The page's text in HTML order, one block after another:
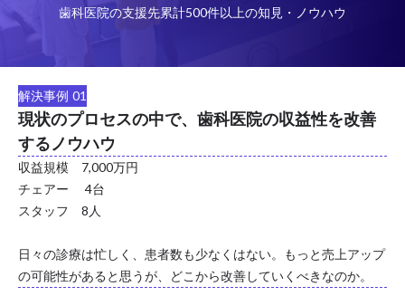
歯科医院の支援先累計500件以上の知見・ノウハウ
解決事例 01
現状のプロセスの中で、歯科医院の収益性を改善
するノウハウ
収益規模 7,000万円
チェアー 4台
スタッフ 8人
日々の診療は忙しく、患者数も少なくはない。もっと売上アップ
の可能性があると思うが、どこから改善していくべきなのか。